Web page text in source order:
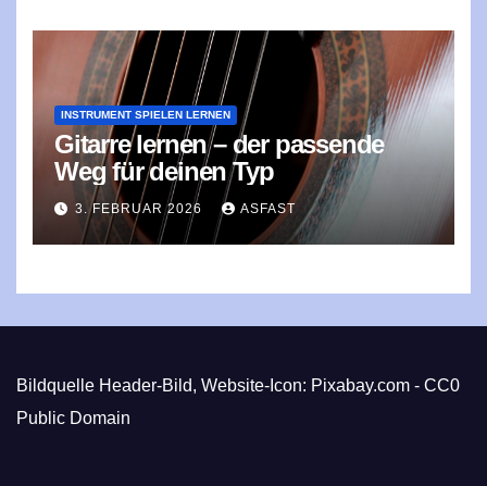
INSTRUMENT SPIELEN LERNEN
Gitarre lernen – der passende
Weg für deinen Typ
3. FEBRUAR 2026 ASFAST
Bildquelle Header-Bild, Website-Icon: Pixabay.com - CC0
Public Domain